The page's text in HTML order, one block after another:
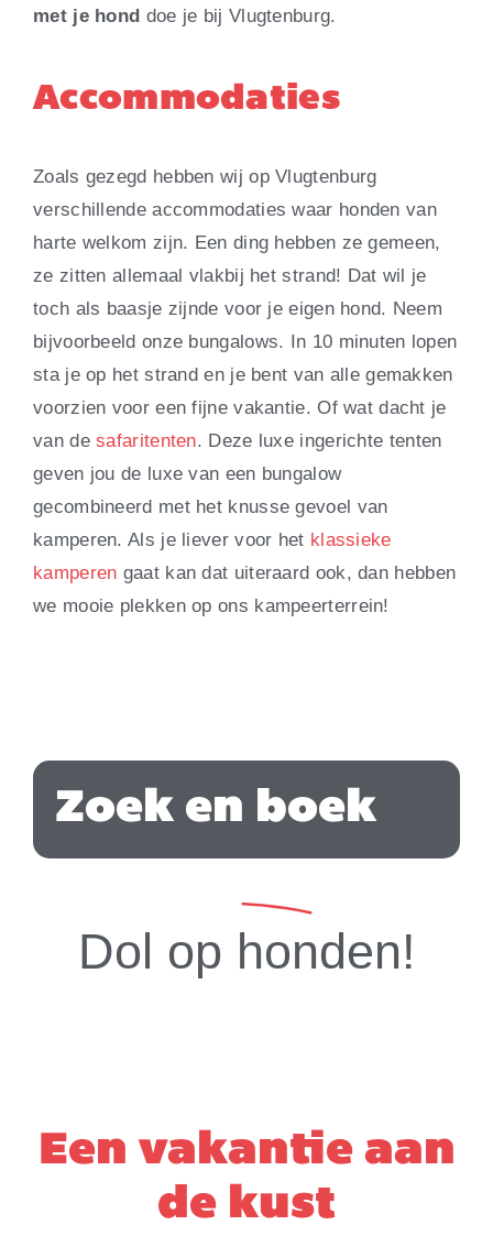
met je hond doe je bij Vlugtenburg.
Accommodaties
Zoals gezegd hebben wij op Vlugtenburg
verschillende accommodaties waar honden van
harte welkom zijn. Een ding hebben ze gemeen,
ze zitten allemaal vlakbij het strand! Dat wil je
toch als baasje zijnde voor je eigen hond. Neem
bijvoorbeeld onze bungalows. In 10 minuten lopen
sta je op het strand en je bent van alle gemakken
voorzien voor een fijne vakantie. Of wat dacht je
van desafaritenten. Deze luxe ingerichte tenten
geven jou de luxe van een bungalow
gecombineerd met het knusse gevoel van
kamperen. Als je liever voor het klassieke
kamperen gaat kan dat uiteraard ook, dan hebben
we mooie plekken op ons kampeerterrein!
Zoek en boek
Dol op honden!
Een vakantie aan
de kust